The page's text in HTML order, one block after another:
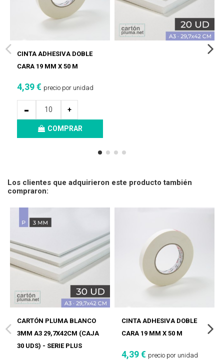
CINTA ADHESIVA DOBLE
CARA 19 MM X 50 M
4,39 € precio por unidad
+
-
COMPRAR
Los clientes que adquirieron este producto también
compraron:
CARTÓN PLUMA BLANCO
3MM A3 29,7X42CM (CAJA
30 UDS) - SERIE PLUS
CINTA ADHESIVA DOBLE
CARA 19 MM X 50 M
4,39 € precio por unidad